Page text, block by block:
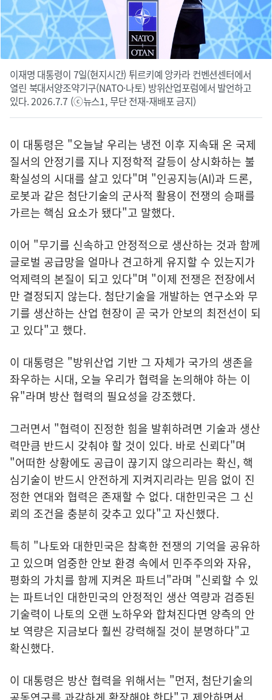
이재명 대통령이 7일(현지시간) 튀르키예 앙카라 컨벤션센터에서
열린 북대서양조약기구(NATO·나토) 방위산업포럼에서 발언하고
있다. 2026.7.7 (ⓒ뉴스1, 무단 전재-재배포 금지)
이 대통령은 "오늘날 우리는 냉전 이후 지속돼 온 국제
질서의 안정기를 지나 지정학적 갈등이 상시화하는 불
확실성의 시대를 살고 있다"며 "인공지능(AI)과 드론,
로봇과 같은 첨단기술의 군사적 활용이 전쟁의 승패를
가르는 핵심 요소가 됐다"고 말했다.
이어 "무기를 신속하고 안정적으로 생산하는 것과 함께
글로벌 공급망을 얼마나 견고하게 유지할 수 있는지가
억제력의 본질이 되고 있다"며 "이제 전쟁은 전장에서
만 결정되지 않는다. 첨단기술을 개발하는 연구소와 무
기를 생산하는 산업 현장이 곧 국가 안보의 최전선이 되
고 있다"고 했다.
이 대통령은 "방위산업 기반 그 자체가 국가의 생존을
좌우하는 시대, 오늘 우리가 협력을 논의해야 하는 이
유"라며 방산 협력의 필요성을 강조했다.
그러면서 "협력이 진정한 힘을 발휘하려면 기술과 생산
력만큼 반드시 갖춰야 할 것이 있다. 바로 신뢰다"며
"어떠한 상황에도 공급이 끊기지 않으리라는 확신, 핵
심기술이 반드시 안전하게 지켜지리라는 믿음 없이 진
정한 연대와 협력은 존재할 수 없다. 대한민국은 그 신
뢰의 조건을 충분히 갖추고 있다"고 자신했다.
특히 "나토와 대한민국은 참혹한 전쟁의 기억을 공유하
고 있으며 엄중한 안보 환경 속에서 민주주의와 자유,
평화의 가치를 함께 지켜온 파트너"라며 "신뢰할 수 있
는 파트너인 대한민국의 안정적인 생산 역량과 검증된
기술력이 나토의 오랜 노하우와 합쳐진다면 양측의 안
보 역량은 지금보다 훨씬 강력해질 것이 분명하다"고
확신했다.
이 대통령은 방산 협력을 위해서는 "먼저, 첨단기술의